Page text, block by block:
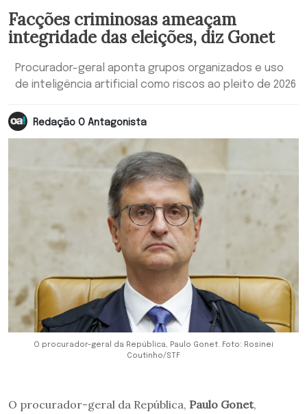
Facções criminosas ameaçam
integridade das eleições, diz Gonet
Procurador-geral aponta grupos organizados e uso
de inteligência artificial como riscos ao pleito de 2026
Redação O Antagonista
O procurador-geral da República, Paulo Gonet. Foto: Rosinei
Coutinho/STF
O procurador-geral da República, Paulo Gonet,